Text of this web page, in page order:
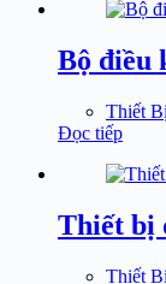
Bộ điều
Thiết
Đọc tiếp
Thiết bị
Thiết